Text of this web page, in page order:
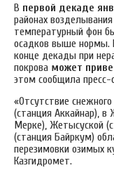
В первой декаде
районах возделывания
температурный фон
осадков выше нормы.
конце декады при
покрова может
этом сообщила
«Отсутствие
(станция Аккайнар),
Мерке), Жетысуской
(станция Байркум)
перезимовки озимых
Казгидромет.